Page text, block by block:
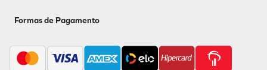
Formas de Pagamento